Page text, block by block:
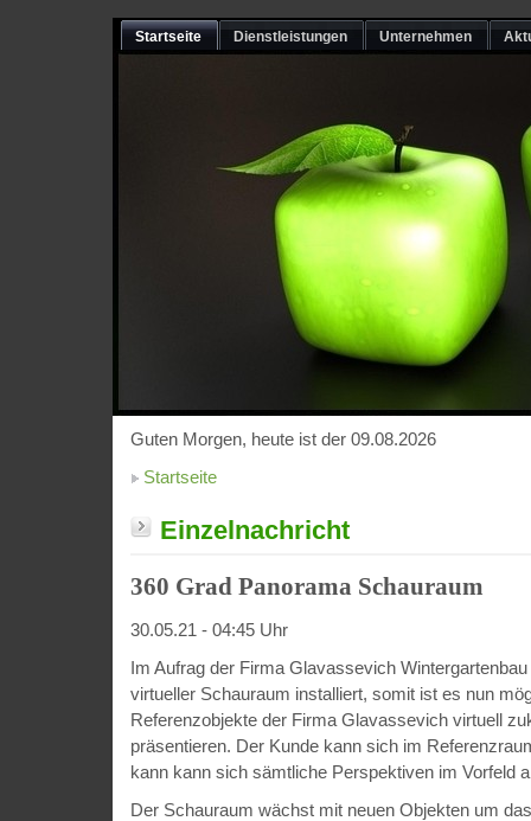
Startseite Dienstleistungen Unternehmen
Guten Morgen, heute ist der 09.08.2026
Startseite
Einzelnachricht
360 Grad Panorama Schauraum
30.05.21 - 04:45 Uhr
Im Aufrag der Firma Glavassevich
virtueller Schauraum installiert, somit ist es nun
Referenzobjekte der Firma Glavassevich virtuell
präsentieren. Der Kunde kann sich im
kann kann sich sämtliche Perspektiven im Vorfeld
Der Schauraum wächst mit neuen Objekten um